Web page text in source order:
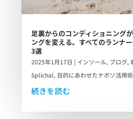
足裏からのコンディショニング
ングを変える。すべてのランナ
3選
2025年1月17日 | インソール, ブログ,
Splichal, 目的にあわせたナボソ活用術
続きを読む